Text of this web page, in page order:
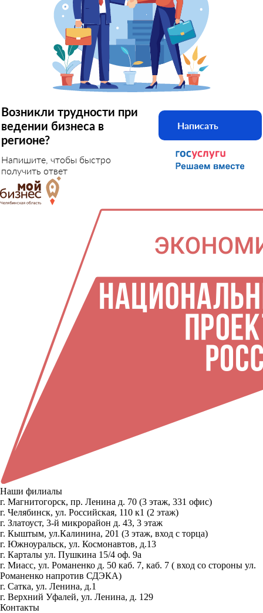
Возникли трудности при
ведении бизнеса в
регионе?
Напишите, чтобы быстро
получить ответ
Написать
Наши филиалы
г. Магнитогорск, пр. Ленина д. 70 (3 этаж, 331 офис)
г. Челябинск, ул. Российская, 110 к1 (2 этаж)
г. Златоуст, 3-й микрорайон д. 43, 3 этаж
г. Кыштым, ул.Калинина, 201 (3 этаж, вход с торца)
г. Южноуральск, ул. Космонавтов, д.13
г. Карталы ул. Пушкина 15/4 оф. 9а
г. Миасс, ул. Романенко д. 50 каб. 7, каб. 7 ( вход со стороны ул.
Романенко напротив СДЭКА)
г. Сатка, ул. Ленина, д.1
г. Верхний Уфалей, ул. Ленина, д. 129
Контакты